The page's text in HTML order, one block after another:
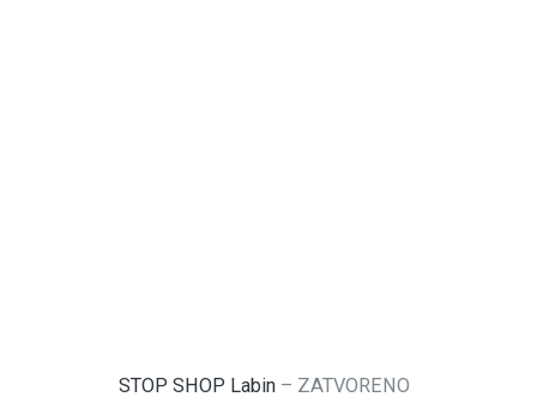
STOP SHOP Labin – ZATVORENO